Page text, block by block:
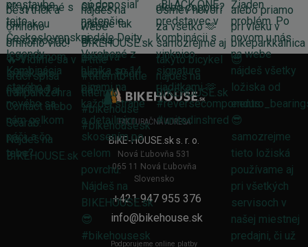
FAKTURAČNÁ ADRESA
BIKE-HOUSE.sk s. r. o.
Nová Ľubovňa 531
065 11 Nová Ľubovňa
Slovensko
+421 947 955 376
info@bikehouse.sk
Podporujeme online platby